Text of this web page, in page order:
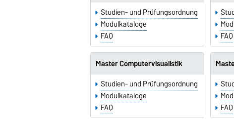
Studien- und Prüfungsordnung
Modulkataloge
FAQ
FAQ
Master Computervisualistik
Studien- und Prüfungsordnung
Modulkataloge
FAQ
FAQ